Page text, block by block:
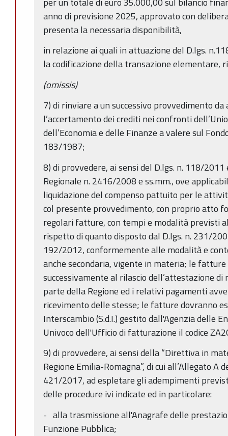
anno di previsione 2025, approvato con
presenta la necessaria disponibilità,
in relazione ai quali in attuazione del D.lgs.
la codificazione della transazione elementare,
(omissis)
7) di rinviare a un successivo provvedimento
l’accertamento dei crediti nei confronti
dell’Economia e delle Finanze a valere sul
183/1987;
8) di provvedere, ai sensi del D.lgs. n. 118/
Regionale n. 2416/2008 e ss.mm., ove
liquidazione del compenso pattuito per le
col presente provvedimento, con proprio atto
regolari fatture, con tempi e modalità previsti
rispetto di quanto disposto dal D.lgs. n. 231/
192/2012, conformemente alle modalità e
anche secondaria, vigente in materia; le
successivamente al rilascio dell’attestazione
parte della Regione ed i relativi pagamenti
ricevimento delle stesse; le fatture dovranno
Interscambio (S.d.I.) gestito dall'Agenzia delle
Univoco dell'Ufficio di fatturazione il codice
9) di provvedere, ai sensi della “Direttiva in
Regione Emilia-Romagna”, di cui all’Allegato A
421/2017, ad espletare gli adempimenti
delle procedure ivi indicate ed in particolare:
- alla trasmissione all'Anagrafe delle
Funzione Pubblica;